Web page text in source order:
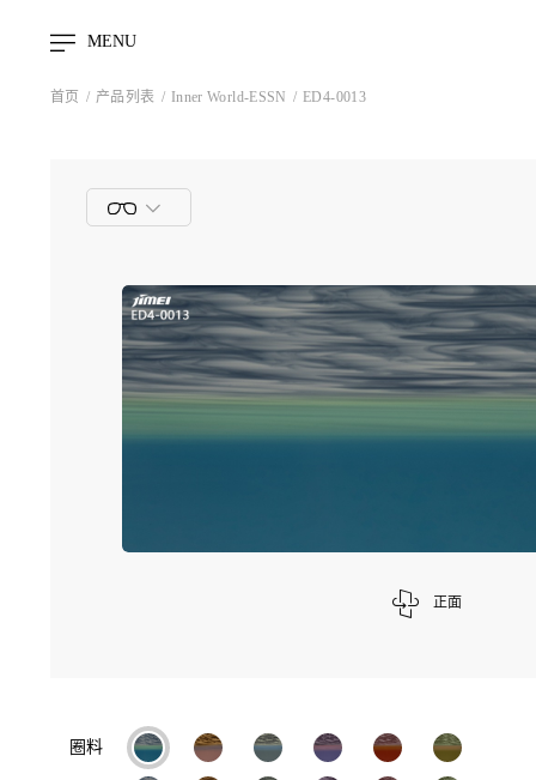
MENU
首页 产品列表 Inner World-ESSN ED4-0013
正面
圈料